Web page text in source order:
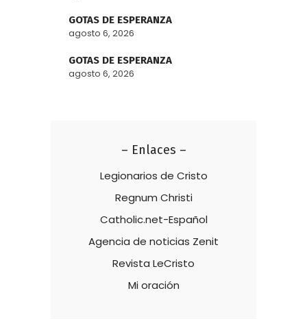
GOTAS DE ESPERANZA
agosto 6, 2026
GOTAS DE ESPERANZA
agosto 6, 2026
– Enlaces –
Legionarios de Cristo
Regnum Christi
Catholic.net-Español
Agencia de noticias Zenit
Revista LeCristo
Mi oración